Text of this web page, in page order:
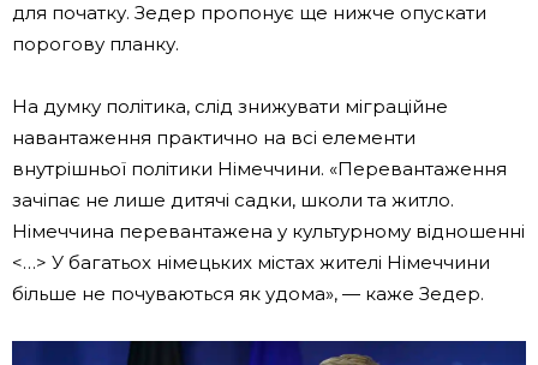
для початку. Зедер пропонує ще нижче опускати
порогову планку.
На думку політика, слід знижувати міграційне
навантаження практично на всі елементи
внутрішньої політики Німеччини. «Перевантаження
зачіпає не лише дитячі садки, школи та житло.
Німеччина перевантажена у культурному відношенні
<…> У багатьох німецьких містах жителі Німеччини
більше не почуваються як удома», — каже Зедер.